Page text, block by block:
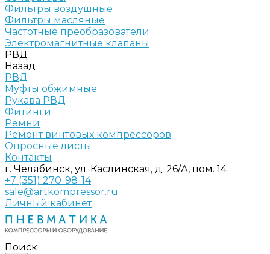
Фильтры воздушные
Фильтры масляные
Частотные преобразователи
Электромагнитные клапаны
РВД
Назад
РВД
Муфты обжимные
Рукава РВД
Фитинги
Ремни
Ремонт винтовых компрессоров
Опросные листы
Контакты
г. Челябинск, ул. Каслинская, д. 26/А, пом. 14
+7 (351) 270-98-14
sale@artkompressor.ru
Личный кабинет
Поиск